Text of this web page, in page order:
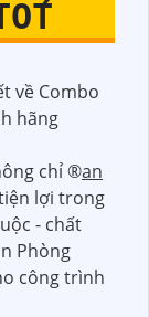
về Combo
hãng
chỉ ®️an
lợi trong
- chất
Phòng
công trình